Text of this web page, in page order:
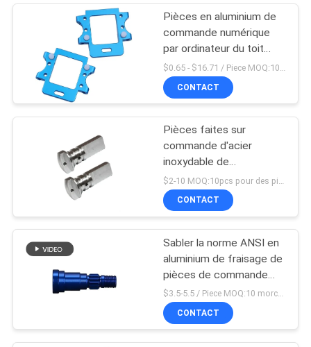
POLITIQUE
CONFIDENTIALITÉ
Pièces en aluminium de
commande numérique
par ordinateur du toit
5052 de voiture de Front
Rear Suspension Arm
Mounting RC
CONTACT
Pièces faites sur
commande d'acier
inoxydable de
commande numérique
par ordinateur du
pulvérisateur 0.05mm de
de tour
CONTACT
Sabler la norme ANSI en
aluminium de fraisage de
pièces de commande
numérique par ordinateur
fraisant la passivation de
4 axes
$3.5-5.5 / Piece MOQ:10 morceaux
CONTACT